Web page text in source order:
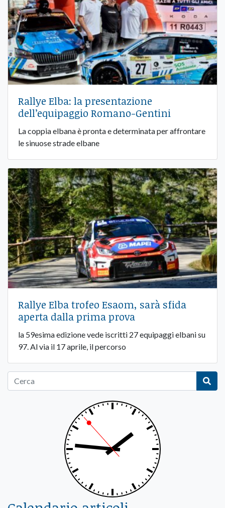
Rallye Elba: la presentazione
dell’equipaggio Romano-Gentini
La coppia elbana è pronta e determinata per affrontare
le sinuose strade elbane
Rallye Elba trofeo Esaom, sarà sfida
aperta dalla prima prova
la 59esima edizione vede iscritti 27 equipaggi elbani su
97. Al via il 17 aprile, il percorso